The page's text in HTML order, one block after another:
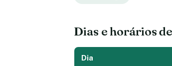
Dias e horários
Dia